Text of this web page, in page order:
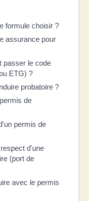
formule choisir ?
assurance pour
passer le code
ETG) ?
probatoire ?
de
permis de
d'une
(port de
avec le permis